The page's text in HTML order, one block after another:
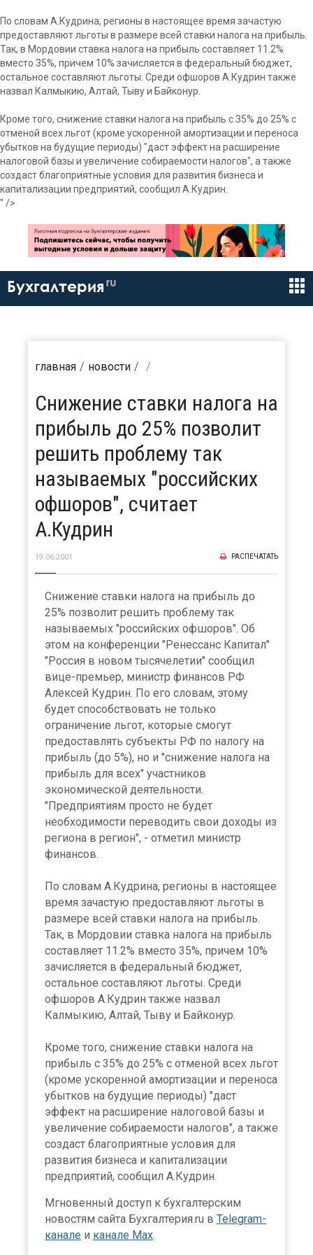
По словам А.Кудрина, регионы в настоящее время зачастую
предоставляют льготы в размере всей ставки налога на прибыль.
Так, в Мордовии ставка налога на прибыль составляет 11.2%
вместо 35%, причем 10% зачисляется в федеральный бюджет,
остальное составляют льготы. Среди офшоров А.Кудрин также
назвал Калмыкию, Алтай, Тыву и Байконур.
Кроме того, снижение ставки налога на прибыль с 35% до 25% с
отменой всех льгот (кроме ускоренной амортизации и переноса
убытков на будущие периоды) "даст эффект на расширение
налоговой базы и увеличение собираемости налогов", а также
создаст благоприятные условия для развития бизнеса и
капитализации предприятий, сообщил А.Кудрин.
" />
Бухгалтерия ru
главная новости
Снижение ставки налога на
прибыль до 25% позволит
решить проблему так
называемых "российских
офшоров", считает
А.Кудрин
19.06.2001 РАСПЕЧАТАТЬ
Снижение ставки налога на прибыль до
25% позволит решить проблему так
называемых "российских офшоров". Об
этом на конференции "Ренессанс Капитал"
"Россия в новом тысячелетии" сообщил
вице-премьер, министр финансов РФ
Алексей Кудрин. По его словам, этому
будет способствовать не только
ограничение льгот, которые смогут
предоставлять субъекты РФ по налогу на
прибыль (до 5%), но и "снижение налога на
прибыль для всех" участников
экономической деятельности.
"Предприятиям просто не будет
необходимости переводить свои доходы из
региона в регион", - отметил министр
финансов.
По словам А.Кудрина, регионы в настоящее
время зачастую предоставляют льготы в
размере всей ставки налога на прибыль.
Так, в Мордовии ставка налога на прибыль
составляет 11.2% вместо 35%, причем 10%
зачисляется в федеральный бюджет,
остальное составляют льготы. Среди
офшоров А.Кудрин также назвал
Калмыкию, Алтай, Тыву и Байконур.
Кроме того, снижение ставки налога на
прибыль с 35% до 25% с отменой всех льгот
(кроме ускоренной амортизации и переноса
убытков на будущие периоды) "даст
эффект на расширение налоговой базы и
увеличение собираемости налогов", а также
создаст благоприятные условия для
развития бизнеса и капитализации
предприятий, сообщил А.Кудрин.
Мгновенный доступ к бухгалтерским
новостям сайта Бухгалтерия.ru в Telegram-
канале и канале Max.